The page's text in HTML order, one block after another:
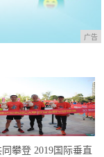
广告
攀登 2019国际垂直